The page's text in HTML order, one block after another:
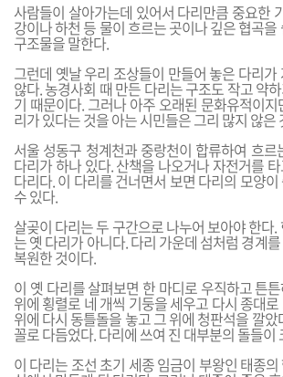
사람들이 살아가는데 있어서 다리만큼 중요한
강이나 하천 등 물이 흐르는 곳이나 깊은 협곡
구조물을 말한다.
그런데 옛날 우리 조상들이 만들어 놓은 다리
않다. 농경사회 때 만든 다리는 구조도 작고 약
기 때문이다. 그러나 아주 오래된 문화유적이
리가 있다는 것을 아는 시민들은 그리 많지 않은
서울 성동구 청계천과 중랑천이 합류하여 흐
다리가 하나 있다. 산책을 나오거나 자전거를
다리다. 이 다리를 건너면서 보면 다리의 모양
수 있다.
살곶이 다리는 두 구간으로 나누어 보아야 한
는 옛 다리가 아니다. 다리 가운데 섬처럼 경계
복원한 것이다.
이 옛 다리를 살펴보면 한 마디로 우직하고 튼
위에 횡렬로 네 개씩 기둥을 세우고 다시 종대
위에 다시 동틀돌을 놓고 그 위에 청판석을 깔
꼴로 다듬었다. 다리에 쓰여 진 대부분의 돌들
이 다리는 조선 초기 세종 임금이 부왕인 태종